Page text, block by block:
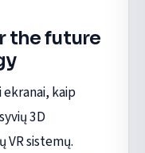
the future
kaip
3D
VR sistemų.